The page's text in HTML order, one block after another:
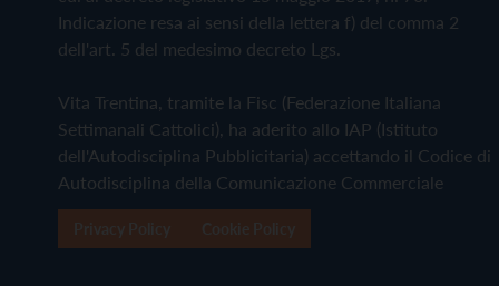
Indicazione resa ai sensi della lettera f) del comma 2
dell'art. 5 del medesimo decreto Lgs.
Vita Trentina, tramite la Fisc (Federazione Italiana
Settimanali Cattolici), ha aderito allo IAP (Istituto
dell'Autodisciplina Pubblicitaria) accettando il Codice di
Autodisciplina della Comunicazione Commerciale